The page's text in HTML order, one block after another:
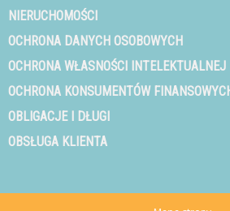
NIERUCHOMOŚCI
OCHRONA DANYCH OSOBOWYCH
OCHRONA WŁASNOŚCI INTELEKTUALNEJ
OCHRONA KONSUMENTÓW
OBLIGACJE I DŁUGI
OBSŁUGA KLIENTA